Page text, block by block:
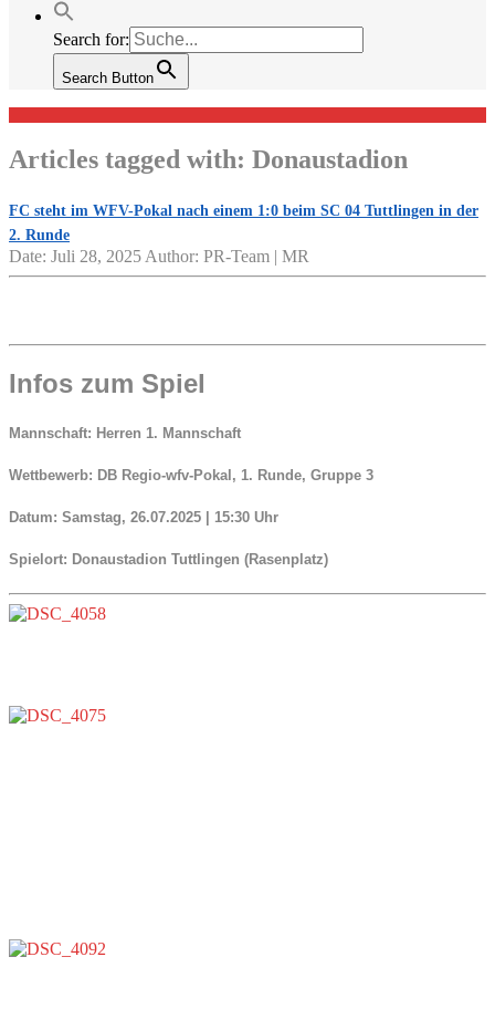
Search for:
Search Button
Articles tagged with: Donaustadion
FC steht im WFV-Pokal nach einem 1:0 beim SC 04 Tuttlingen in der
2. Runde
Date: Juli 28, 2025 Author: PR-Team | MR
Infos zum Spiel
Mannschaft: Herren 1. Mannschaft
Wettbewerb: DB Regio-wfv-Pokal, 1. Runde, Gruppe 3
Datum: Samstag, 26.07.2025 | 15:30 Uhr
Spielort: Donaustadion Tuttlingen (Rasenplatz)